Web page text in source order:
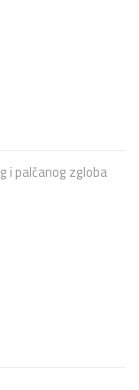
i palčanog zgloba